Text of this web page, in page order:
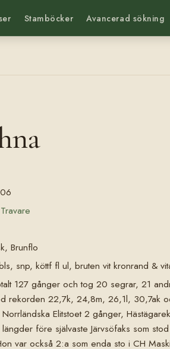
Stamböcker Avancerad sökning
Brunflo
snp, köttf fl ul, bruten vit kronrand &
127 gånger och tog 20 segrar, 21
rekorden 22,7k, 24,8m, 26,1l, 30,7ak
Elitstoet 2 gånger,
före självaste Järvsöfaks som
var också 2:a som enda sto i CH